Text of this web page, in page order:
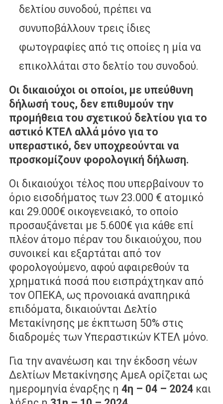
δελτίου συνοδού, πρέπει να
συνυποβάλλουν τρεις ίδιες
φωτογραφίες από τις οποίες η μία να
επικολλάται στο δελτίο του συνοδού.
Οι δικαιούχοι οι οποίοι, με υπεύθυνη
δήλωσή τους, δεν επιθυμούν την
προμήθεια του σχετικού δελτίου για το
αστικό ΚΤΕΛ αλλά μόνο για το
υπεραστικό, δεν υποχρεούνται να
προσκομίζουν φορολογική δήλωση.
Οι δικαιούχοι τέλος που υπερβαίνουν το
όριο εισοδήματος των 23.000 € ατομικό
και 29.000€ οικογενειακό, το οποίο
προσαυξάνεται με 5.600€ για κάθε επί
πλέον άτομο πέραν του δικαιούχου, που
συνοικεί και εξαρτάται από τον
φορολογούμενο, αφού αφαιρεθούν τα
χρηματικά ποσά που εισπράχτηκαν από
τον ΟΠΕΚΑ, ως προνοιακά αναπηρικά
επιδόματα, δικαιούνται Δελτίο
Μετακίνησης με έκπτωση 50% στις
διαδρομές των Υπεραστικών ΚΤΕΛ μόνο.
Για την ανανέωση και την έκδοση νέων
Δελτίων Μετακίνησης ΑμεΑ ορίζεται ως
ημερομηνία έναρξης η 4η – 04 – 2024 και